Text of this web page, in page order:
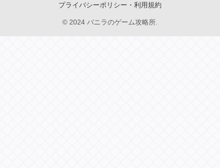
プライバシーポリシー・利用規約
© 2024 バニラのゲーム攻略所.